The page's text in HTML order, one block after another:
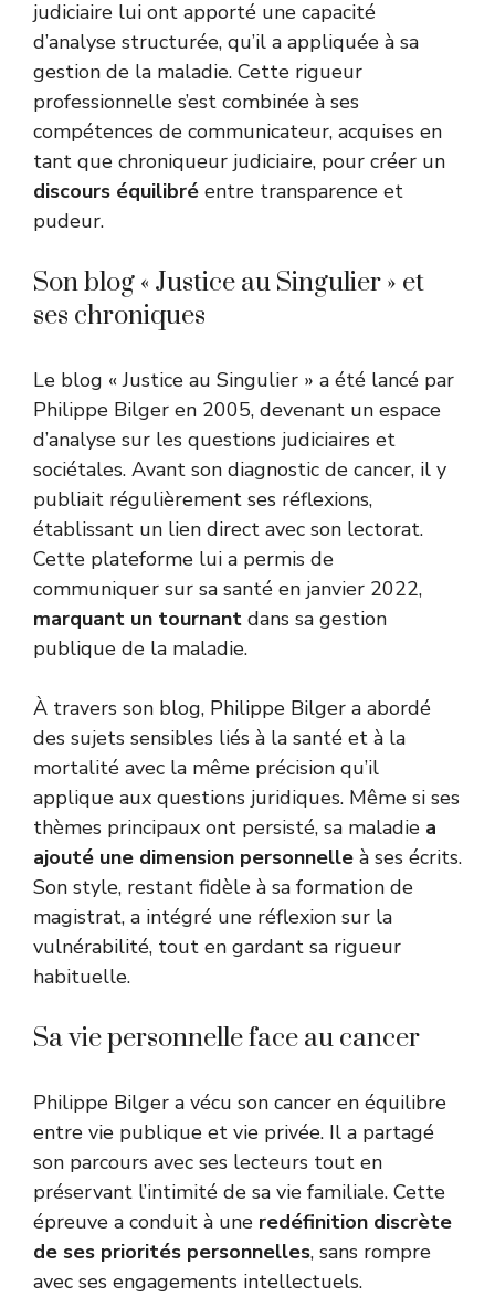
judiciaire lui ont apporté une capacité
d’analyse structurée, qu’il a appliquée à sa
gestion de la maladie. Cette rigueur
professionnelle s’est combinée à ses
compétences de communicateur, acquises en
tant que chroniqueur judiciaire, pour créer un
discours équilibré entre transparence et
pudeur.
Son blog « Justice au Singulier » et
ses chroniques
Le blog « Justice au Singulier » a été lancé par
Philippe Bilger en 2005, devenant un espace
d’analyse sur les questions judiciaires et
sociétales. Avant son diagnostic de cancer, il y
publiait régulièrement ses réflexions,
établissant un lien direct avec son lectorat.
Cette plateforme lui a permis de
communiquer sur sa santé en janvier 2022,
marquant un tournant dans sa gestion
publique de la maladie.
À travers son blog, Philippe Bilger a abordé
des sujets sensibles liés à la santé et à la
mortalité avec la même précision qu’il
applique aux questions juridiques. Même si ses
thèmes principaux ont persisté, sa maladie a
ajouté une dimension personnelle à ses écrits.
Son style, restant fidèle à sa formation de
magistrat, a intégré une réflexion sur la
vulnérabilité, tout en gardant sa rigueur
habituelle.
Sa vie personnelle face au cancer
Philippe Bilger a vécu son cancer en équilibre
entre vie publique et vie privée. Il a partagé
son parcours avec ses lecteurs tout en
préservant l’intimité de sa vie familiale. Cette
épreuve a conduit à une redéfinition discrète
de ses priorités personnelles, sans rompre
avec ses engagements intellectuels.